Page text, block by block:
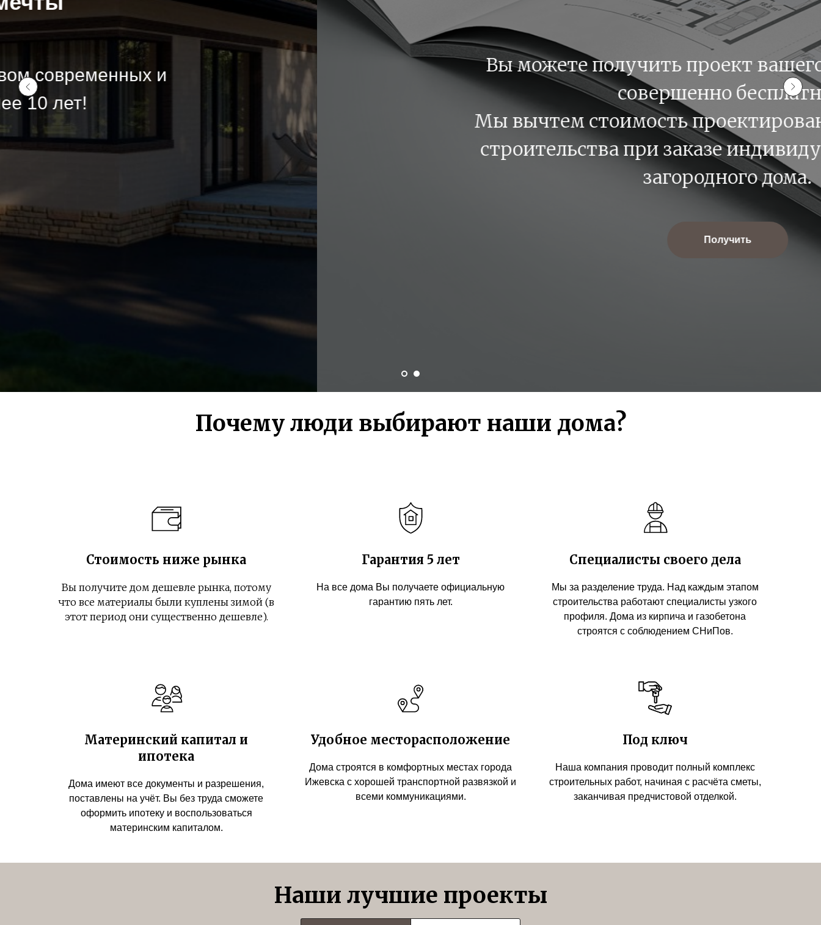
Вы можете получить проект вашего будущего дома
совершенно бесплатно.
Мы вычтем стоимость проектирования из стоимости
строительства при заказе индивидуального проекта
Почему люди выбирают наши дома?
Стоимость ниже рынка
Вы получите дом дешевле рынка, потому
что все материалы были куплены зимой (в
этот период они существенно дешевле).
Гарантия 5 лет
На все дома Вы получаете официальную
гарантию пять лет.
Специалисты своего дела
Мы за разделение труда. Над каждым этапом
строительства работают специалисты узкого
профиля. Дома из кирпича и газобетона
строятся с соблюдением СНиПов.
Материнский капитал и
ипотека
Дома имеют все документы и разрешения,
поставлены на учёт. Вы без труда сможете
оформить ипотеку и воспользоваться
материнским капиталом.
Удобное месторасположение
Дома строятся в комфортных местах города
Ижевска с хорошей транспортной развязкой и
всеми коммуникациями.
Под ключ
Наша компания проводит полный комплекс
строительных работ, начиная с расчёта сметы,
заканчивая предчистовой отделкой.
Наши лучшие проекты